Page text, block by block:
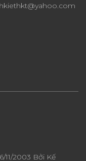
11/2003 Bởi Kế